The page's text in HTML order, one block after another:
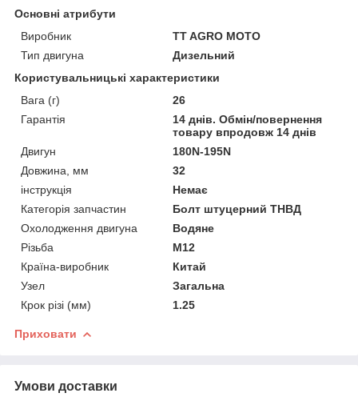
Основні атрибути
Виробник
TT AGRO MOTO
Тип двигуна
Дизельний
Користувальницькі характеристики
Вага (г)
26
Гарантія
14 днів. Обмін/повернення
товару впродовж 14 днів
Двигун
180N-195N
Довжина, мм
32
інструкція
Немає
Категорія запчастин
Болт штуцерний ТНВД
Охолодження двигуна
Водяне
Різьба
М12
Країна-виробник
Китай
Узел
Загальна
Крок різі (мм)
1.25
Приховати
Умови доставки